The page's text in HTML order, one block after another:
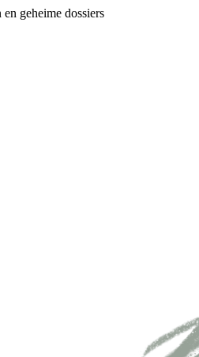
geheime dossiers